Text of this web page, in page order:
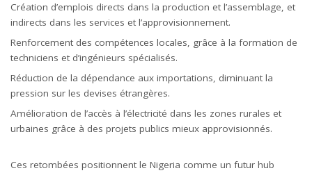
Création d’emplois directs dans la production et l’assemblage, et
indirects dans les services et l’approvisionnement.
Renforcement des compétences locales, grâce à la formation de
techniciens et d’ingénieurs spécialisés.
Réduction de la dépendance aux importations, diminuant la
pression sur les devises étrangères.
Amélioration de l’accès à l’électricité dans les zones rurales et
urbaines grâce à des projets publics mieux approvisionnés.
Ces retombées positionnent le Nigeria comme un futur hub